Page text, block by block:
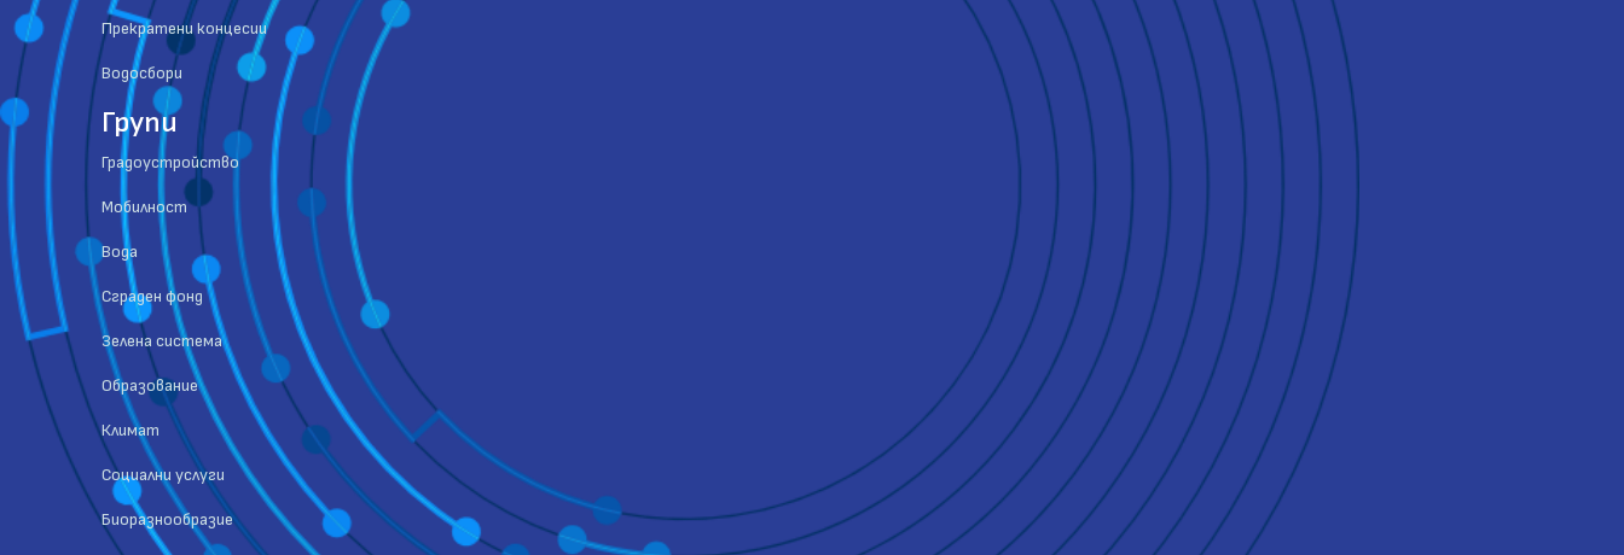
Прекратени концесии
Водосбори
Групи
Градоустройство
Мобилност
Вода
Сграден фонд
Зелена система
Образование
Климат
Социални услуги
Биоразнообразие